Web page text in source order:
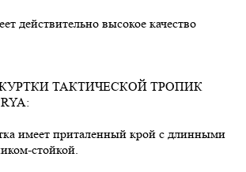
высокое качество
ТАКТИЧЕСКОЙ ТРОПИК
имеет приталенный крой с длинными
стойкой.